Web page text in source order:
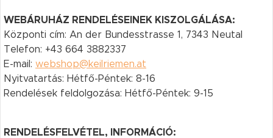
WEBÁRUHÁZ RENDELÉSEINEK KISZOLGÁLÁSA:
Központi cím: An der Bundesstrasse 1, 7343 Neutal
Telefon: +43 664 3882337
E-mail: webshop@keilriemen.at
Nyitvatartás: Hétfő-Péntek: 8-16
Rendelések feldolgozása: Hétfő-Péntek: 9-15
RENDELÉSFELVÉTEL, INFORMÁCIÓ: